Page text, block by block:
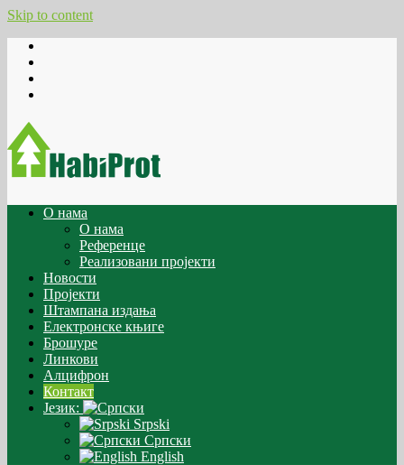
Skip to content
О нама
О нама
Референце
Реализовани пројекти
Новости
Пројекти
Штампана издања
Електронске књиге
Брошуре
Линкови
Алцифрон
Контакт
Језик:
Srpski
Српски
English